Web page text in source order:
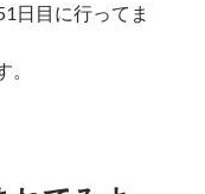
日目に行ってま